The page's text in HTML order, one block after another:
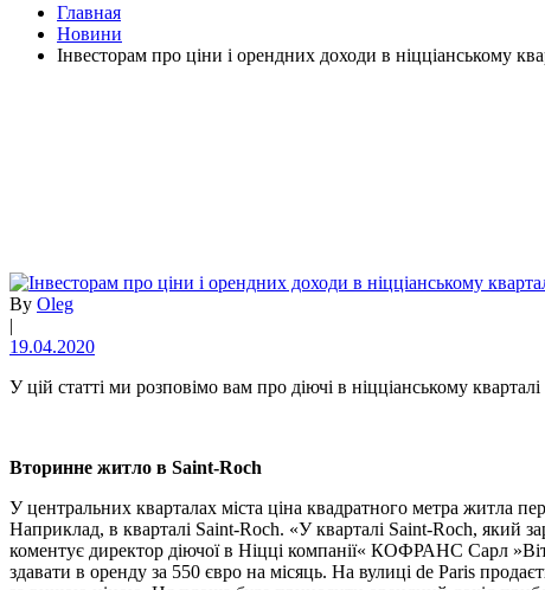
Главная
Новини
Інвесторам про ціни і орендних доходи в ніцціанському
By Oleg
|
19.04.2020
У цій статті ми розповімо вам про діючі в ніцціанському
Вторинне житло в Saint-Roch
У центральних кварталах міста ціна квадратного метра житла
Наприклад, в кварталі Saint-Roch. «У кварталі Saint-Roch, який
коментує директор діючої в Ніцці компанії« КОФРАНС Сарл
здавати в оренду за 550 євро на місяць. На вулиці de Paris